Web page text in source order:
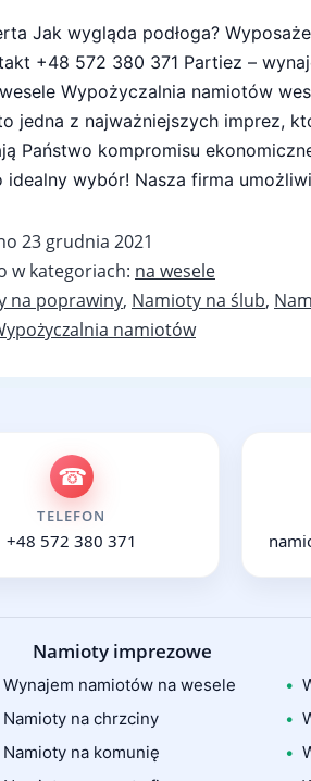
Jak wygląda podłoga?
+48 572 380 371 Partiez –
Wypożyczalnia namiotów
jedna z najważniejszych imprez,
Państwo kompromisu
idealny wybór! Nasza firma
23 grudnia 2021
w kategoriach: na wesele
na poprawiny, Namioty na ślub,
namiotów
☎
TELEFON
+48 572 380 371
Namioty imprezowe
Wynajem namiotów na wesele
Namioty na chrzciny
Namioty na komunię